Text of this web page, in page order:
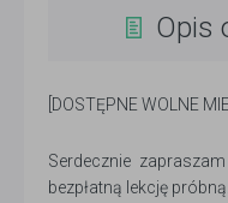
Opis
[DOSTĘPNE WOLNE
Serdecznie
bezpłatną lekcję próbną.